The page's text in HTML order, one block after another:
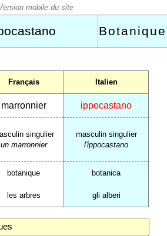
Botanique
Français Italien
marronnier ippocastano
singulier
un marronnier
masculin singulier
l'ippocastano
botanique botanica
les arbres gli alberi